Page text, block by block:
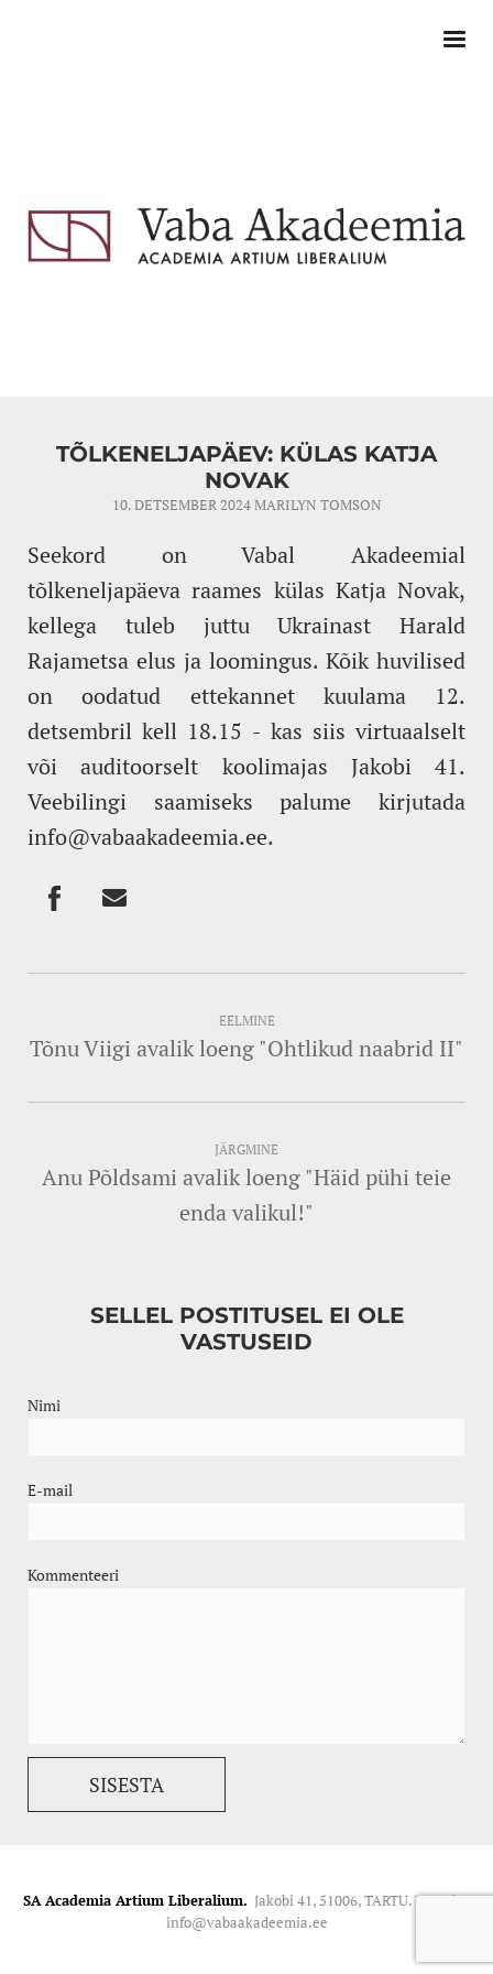
TÕLKENELJAPÄEV: KÜLAS KATJA
NOVAK
10. DETSEMBER 2024MARILYN TOMSON
Seekord on Vabal Akadeemial
tõlkeneljapäeva raames külas Katja Novak,
kellega tuleb juttu Ukrainast Harald
Rajametsa elus ja loomingus. Kõik huvilised
on oodatud ettekannet kuulama 12.
detsembril kell 18.15 - kas siis virtuaalselt
või auditoorselt koolimajas Jakobi 41.
Veebilingi saamiseks palume kirjutada
info@vabaakadeemia.ee.
EELMINE
Tõnu Viigi avalik loeng "Ohtlikud naabrid II"
JÄRGMINE
Anu Põldsami avalik loeng "Häid pühi teie
enda valikul!"
SELLEL POSTITUSEL EI OLE
VASTUSEID
Nimi
E-mail
Kommenteeri
SA Academia Artium Liberalium. Jakobi 41, 51006, TARTU. Kontakt:
info@vabaakadeemia.ee